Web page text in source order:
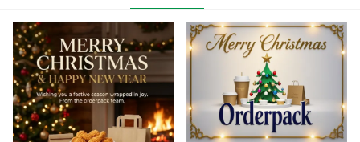
TENTANG KITA
BERITA
KES